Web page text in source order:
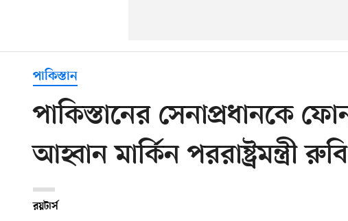
পাকিস্তান
পাকিস্তানের সেনাপ্রধানকে
আহ্বান মার্কিন পররাষ্ট্রমন্ত্রী
রয়টার্স